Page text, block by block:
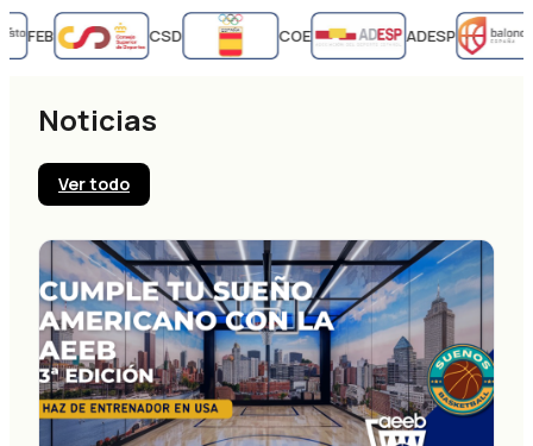
FEB CSD COE ADESP
Noticias
Ver todo